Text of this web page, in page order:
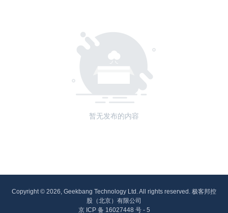
暂无发布的内容
Copyright © 2026, Geekbang Technology Ltd. All rights reserved. 极客邦控
股（北京）有限公司
京 ICP 备 16027448 号 - 5